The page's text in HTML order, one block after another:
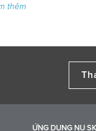
thêm
ỨNG DỤNG NU